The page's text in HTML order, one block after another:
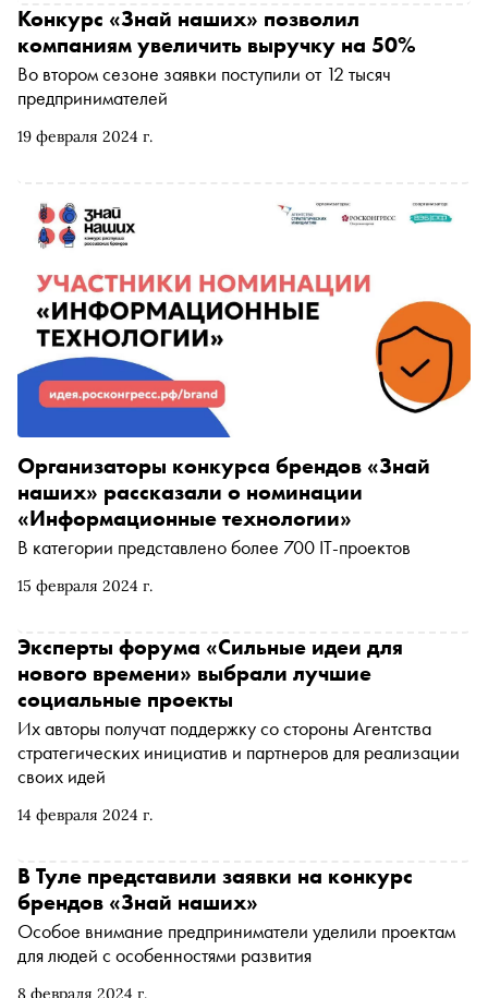
инициатив, Фондом Росконгресс и ВЭБ.РФ. Тысяча
человек со всей страны представили свои проекты,
чтобы получить финансовую поддержку от государства.
«Сноб» поговорил с авторами самых интересных
стартапов
19 февраля 2024 г.
Конкурс «Знай наших» позволил
компаниям увеличить выручку на 50%
Во втором сезоне заявки поступили от 12 тысяч
предпринимателей
15 февраля 2024 г.
Организаторы конкурса брендов «Знай
наших» рассказали о номинации
«Информационные технологии»
В категории представлено более 700 IT-проектов
14 февраля 2024 г.
Эксперты форума «Сильные идеи для
нового времени» выбрали лучшие
социальные проекты
Их авторы получат поддержку со стороны Агентства
стратегических инициатив и партнеров для реализации
своих идей
8 февраля 2024 г.
В Туле представили заявки на конкурс
брендов «Знай наших»
Особое внимание предприниматели уделили проектам
для людей с особенностями развития